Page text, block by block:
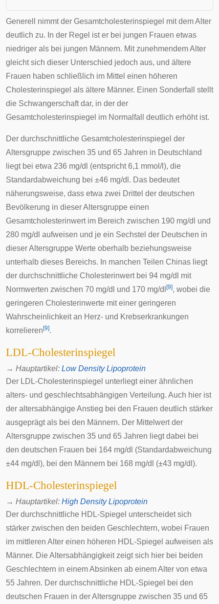
Generell nimmt der Gesamtcholesterinspiegel mit dem Alter
deutlich zu. In der Regel ist er bei jungen Frauen etwas
niedriger als bei jungen Männern. Mit zunehmendem Alter
gleicht sich dieser Unterschied jedoch aus, und ältere
Frauen haben schließlich im Mittel einen höheren
Cholesterinspiegel als ältere Männer. Einen Sonderfall stellt
die Schwangerschaftdar, in der der
Gesamtcholesterinspiegel im Normalfall deutlich erhöht ist.
Der durchschnittliche Gesamtcholesterinspiegel der
Altersgruppe zwischen 35 und 65 Jahren in Deutschland
liegt bei etwa 236 mg/dl (entspricht 6,1 mmol/l), die
Standardabweichung bei ±46 mg/dl. Das bedeutet
näherungsweise, dass etwa zwei Drittel der deutschen
Bevölkerung in dieser Altersgruppe einen
Gesamtcholesterinwert im Bereich zwischen 190 mg/dl und
280 mg/dl aufweisen und je ein Sechstel der Deutschen in
dieser Altersgruppe Werte oberhalb beziehungsweise
unterhalb dieses Bereichs. In manchen Teilen Chinas liegt
der durchschnittliche Cholesterinwert bei 94 mg/dl mit
Normwerten zwischen 70 mg/dl und 170 mg/dl [9], wobei die
geringeren Cholesterinwerte mit einer geringeren
Wahrscheinlichkeit an Herz- und Krebserkrankungen
korrelieren [9].
LDL-Cholesterinspiegel
→ Hauptartikel: Low Density Lipoprotein
Der LDL-Cholesterinspiegel unterliegt einer ähnlichen
alters- und geschlechtsabhängigen Verteilung. Auch hier ist
der altersabhängige Anstieg bei den Frauen deutlich stärker
ausgeprägt als bei den Männern. Der Mittelwert der
Altersgruppe zwischen 35 und 65 Jahren liegt dabei bei
den deutschen Frauen bei 164 mg/dl (Standardabweichung
±44 mg/dl), bei den Männern bei 168 mg/dl (±43 mg/dl).
HDL-Cholesterinspiegel
→ Hauptartikel: High Density Lipoprotein
Der durchschnittliche HDL-Spiegel unterscheidet sich
stärker zwischen den beiden Geschlechtern, wobei Frauen
im mittleren Alter einen höheren HDL-Spiegel aufweisen als
Männer. Die Altersabhängigkeit zeigt sich hier bei beiden
Geschlechtern in einem Absinken ab einem Alter von etwa
55 Jahren. Der durchschnittliche HDL-Spiegel bei den
deutschen Frauen in der Altersgruppe zwischen 35 und 65